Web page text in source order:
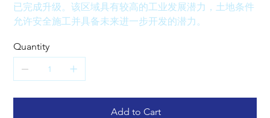
已完成升级。该区域具有较高的工业发展潜力，土地条件
允许安全施工并具备未来进一步开发的潜力。
Quantity
Add to Cart